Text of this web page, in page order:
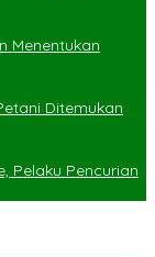
Menentukan
Ditemukan
Pelaku Pencurian